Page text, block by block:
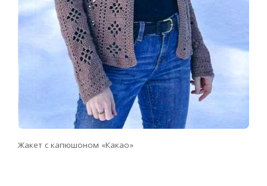
Жакет с капюшоном «Какао»